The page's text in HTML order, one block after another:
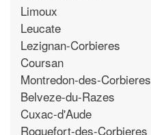
Limoux
Leucate
Lezignan-Corbieres
Coursan
Montredon-des-Corbieres
Belveze-du-Razes
Cuxac-d'Aude
Roquefort-des-Corbieres